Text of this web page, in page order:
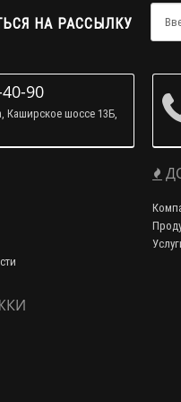
НА РАССЫЛКУ
90
Каширское шоссе 13Б,